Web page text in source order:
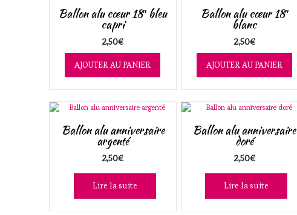
Ballon alu cœur 18″ bleu
capri
2,50€
AJOUTER AU PANIER
Ballon alu cœur 18″
blanc
2,50€
AJOUTER AU PANIER
Ballon alu anniversaire
argenté
2,50€
Lire la suite
Ballon alu anniversaire
doré
2,50€
Lire la suite